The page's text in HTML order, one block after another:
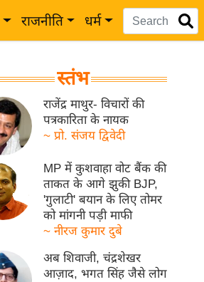
राजनीति धर्म
स्तंभ
राजेंद्र माथुर- विचारों की
पत्रकारिता के नायक
~ प्रो. संजय द्विवेदी
MP में कुशवाहा वोट बैंक की
ताकत के आगे झुकी BJP,
'गुलाटी' बयान के लिए तोमर
को मांगनी पड़ी माफी
~ नीरज कुमार दुबे
अब शिवाजी, चंद्रशेखर
आज़ाद, भगत सिंह जैसे लोग